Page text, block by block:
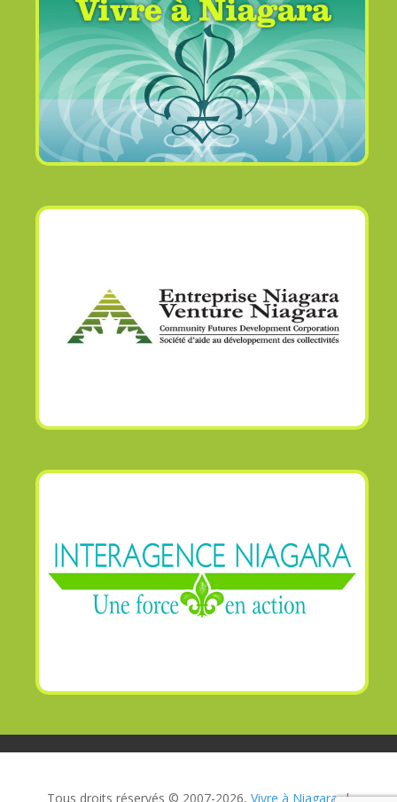
Tous droits réservés © 2007-2026, Vivre à Niagara.|